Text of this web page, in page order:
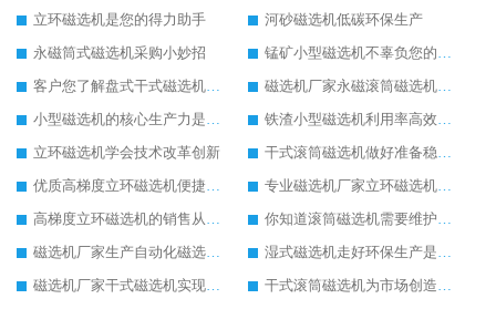
立环磁选机是您的得力助手
河砂磁选机低碳环保生产
永磁筒式磁选机采购小妙招
锰矿小型磁选机不辜负您的信赖
客户您了解盘式干式磁选机的优势吗
磁选机厂家永磁滚筒磁选机重在创新生产
小型磁选机的核心生产力是创新
铁渣小型磁选机利用率高效果好
立环磁选机学会技术改革创新
干式滚筒磁选机做好准备稳定发展
优质高梯度立环磁选机便捷高效生产
专业磁选机厂家立环磁选机使用有保障
高梯度立环磁选机的销售从不打价格战
你知道滚筒磁选机需要维护保养吗
磁选机厂家生产自动化磁选机设备
湿式磁选机走好环保生产是王道
磁选机厂家干式磁选机实现低碳生产
干式滚筒磁选机为市场创造更多价值